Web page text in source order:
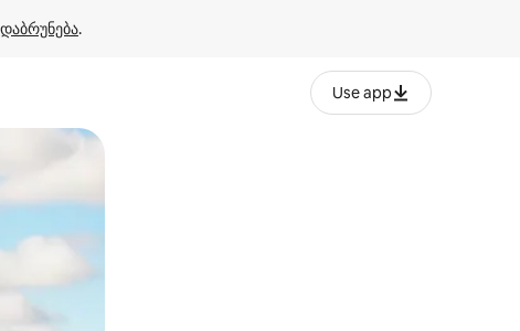
.
Use app